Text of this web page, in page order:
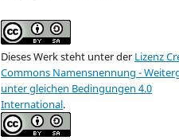
Dieses Werk steht unter der Lizenz
Commons Namensnennung -
unter gleichen Bedingungen 4.0
International.